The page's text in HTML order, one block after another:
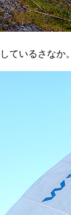
ているさなか。